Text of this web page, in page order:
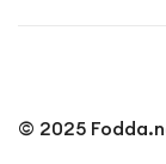
© 2025